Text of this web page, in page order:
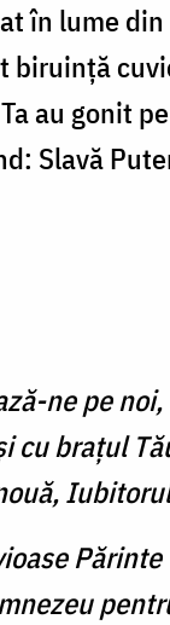
în lume din
biruinţă
au gonit
Slavă
ne pe noi,
cu brațul